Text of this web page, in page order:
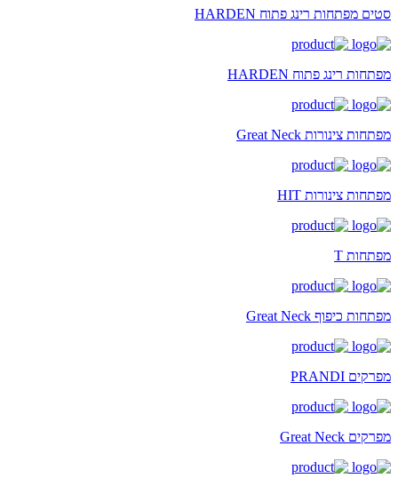
סטים מפתחות רינג פתוח HARDEN
מפתחות רינג פתוח HARDEN
מפתחות צינורות Great Neck
מפתחות צינורות HIT
מפתחות T
מפתחות כיפוף Great Neck
מפרקים PRANDI
מפרקים Great Neck